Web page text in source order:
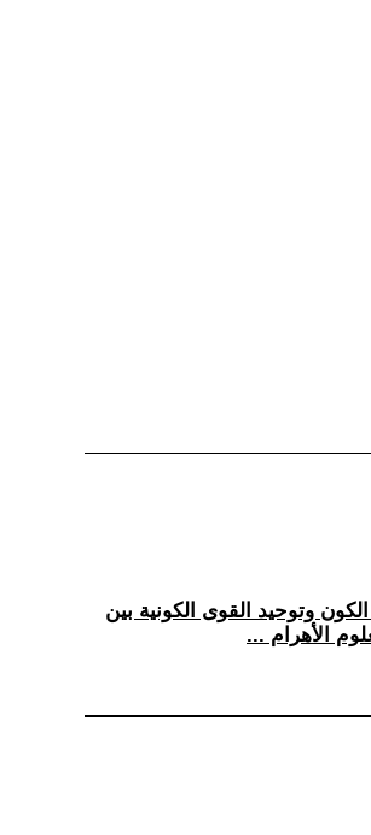
وتوحيد القوى الكونية بين
الأهرام ...